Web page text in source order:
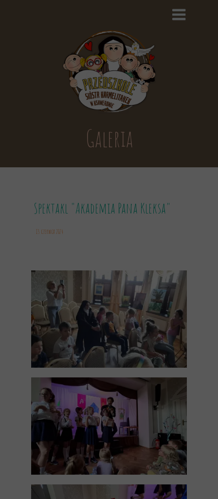
Galeria
Spektakl "Akademia Pana Kleksa"
13 czerwca 2024